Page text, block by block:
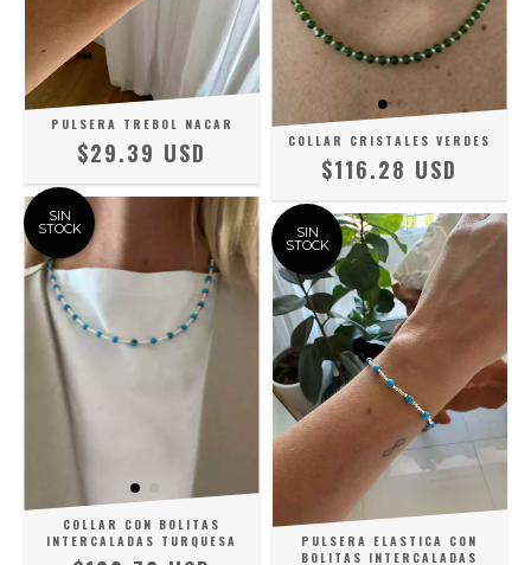
PULSERA TREBOL NACAR
$29.39 USD COLLAR CRISTALES VERDES
$116.28 USD
SIN
STOCK
COLLAR CON BOLITAS
INTERCALADAS TURQUESA
SIN
STOCK
PULSERA ELASTICA CON
BOLITAS INTERCALADAS